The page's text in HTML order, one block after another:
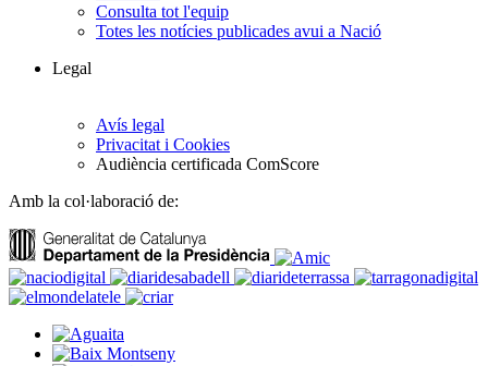
Consulta tot l'equip
Totes les notícies publicades avui a Nació
Legal
Avís legal
Privacitat i Cookies
Audiència certificada ComScore
Amb la col·laboració de: